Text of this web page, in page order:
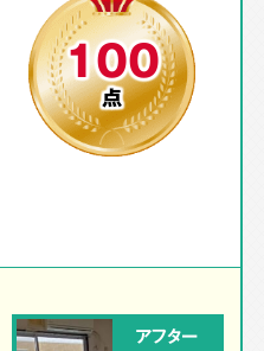
100
点
アフター